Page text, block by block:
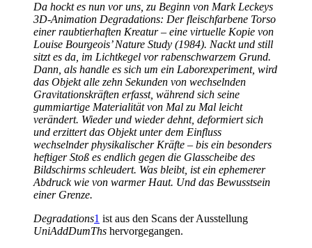
Da hockt es nun vor uns, zu Beginn von Mark Leckeys
3D-Animation Degradations: Der fleischfarbene Torso
einer raubtierhaften Kreatur – eine virtuelle Kopie von
Louise Bourgeois’ Nature Study (1984). Nackt und still
sitzt es da, im Lichtkegel vor rabenschwarzem Grund.
Dann, als handle es sich um ein Laborexperiment, wird
das Objekt alle zehn Sekunden von wechselnden
Gravitationskräften erfasst, während sich seine
gummiartige Materialität von Mal zu Mal leicht
verändert. Wieder und wieder dehnt, deformiert sich
und erzittert das Objekt unter dem Einfluss
wechselnder physikalischer Kräfte – bis ein besonders
heftiger Stoß es endlich gegen die Glasscheibe des
Bildschirms schleudert. Was bleibt, ist ein ephemerer
Abdruck wie von warmer Haut. Und das Bewusstsein
einer Grenze.
Degradations1 ist aus den Scans der Ausstellung
UniAddDumThs hervorgegangen.